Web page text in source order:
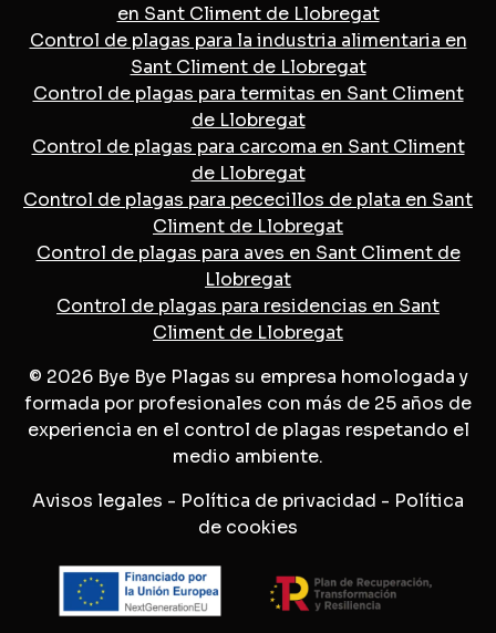
en Sant Climent de Llobregat
Control de plagas para la industria alimentaria en
Sant Climent de Llobregat
Control de plagas para termitas en Sant Climent
de Llobregat
Control de plagas para carcoma en Sant Climent
de Llobregat
Control de plagas para pececillos de plata en Sant
Climent de Llobregat
Control de plagas para aves en Sant Climent de
Llobregat
Control de plagas para residencias en Sant
Climent de Llobregat
© 2026 Bye Bye Plagas su empresa homologada y
formada por profesionales con más de 25 años de
experiencia en el control de plagas respetando el
medio ambiente.
Avisos legales - Política de privacidad - Política
de cookies